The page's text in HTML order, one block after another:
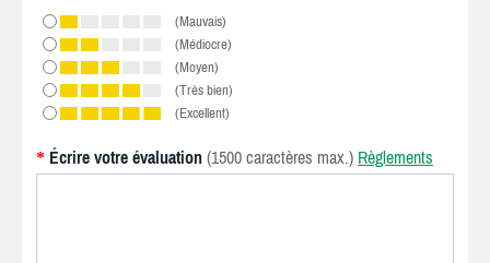
(Mauvais)
(Médiocre)
(Moyen)
(Très bien)
(Excellent)
* Écrire votre évaluation (1500 caractères max.) Règlements